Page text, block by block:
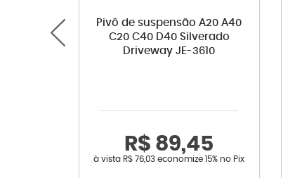
Pivô de suspensão A20 A40
C20 C40 D40 Silverado
Driveway JE-3610
R$ 89,45
à vista R$ 76,03 economize15% no Pix